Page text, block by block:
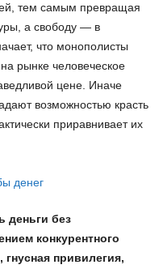
тем самым превращая
а свободу — в
что монополисты
рынке человеческое
цене. Иначе
возможностью красть
приравнивает их
деньги без
конкурентного
привилегия,